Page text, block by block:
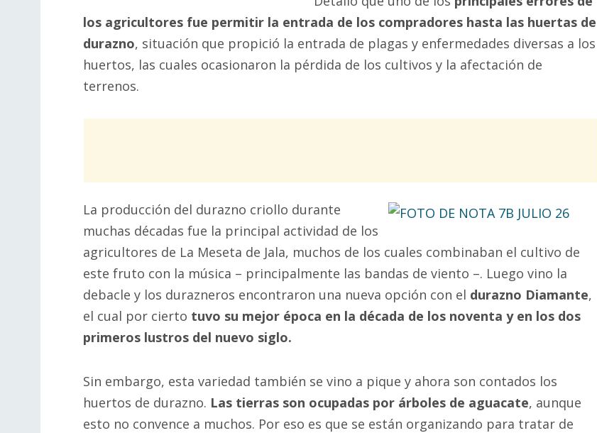
los agricultores fue permitir la entrada de los compradores hasta las huertas de
durazno, situación que propició la entrada de plagas y enfermedades diversas a los
huertos, las cuales ocasionaron la pérdida de los cultivos y la afectación de
terrenos.
La producción del durazno criollo durante
muchas décadas fue la principal actividad de los
agricultores de La Meseta de Jala, muchos de los cuales combinaban el cultivo de
este fruto con la música – principalmente las bandas de viento –. Luego vino la
debacle y los durazneros encontraron una nueva opción con el durazno Diamante,
el cual por cierto tuvo su mejor época en la década de los noventa y en los dos
primeros lustros del nuevo siglo.
Sin embargo, esta variedad también se vino a pique y ahora son contados los
huertos de durazno. Las tierras son ocupadas por árboles de aguacate, aunque
esto no convence a muchos. Por eso es que se están organizando para tratar de